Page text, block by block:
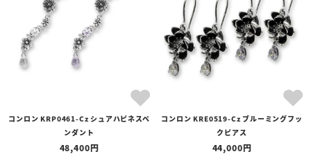
コンロン KRP0461-Cz シュアハピネスペ
ンダント
48,400
コンロン KRE0519-Cz ブルーミングフッ
クピアス
44,000